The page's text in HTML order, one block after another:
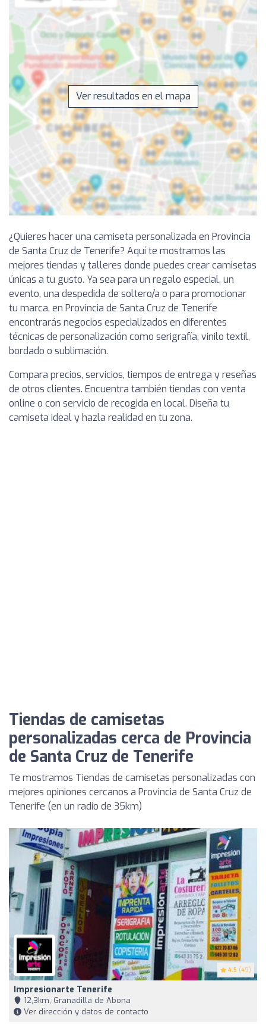
Ver resultados en el mapa
¿Quieres hacer una camiseta personalizada en Provincia
de Santa Cruz de Tenerife? Aquí te mostramos las
mejores tiendas y talleres donde puedes crear camisetas
únicas a tu gusto. Ya sea para un regalo especial, un
evento, una despedida de soltero/a o para promocionar
tu marca, en Provincia de Santa Cruz de Tenerife
encontrarás negocios especializados en diferentes
técnicas de personalización como serigrafía, vinilo textil,
bordado o sublimación.
Compara precios, servicios, tiempos de entrega y reseñas
de otros clientes. Encuentra también tiendas con venta
online o con servicio de recogida en local. Diseña tu
camiseta ideal y hazla realidad en tu zona.
Tiendas de camisetas
personalizadas cerca de Provincia
de Santa Cruz de Tenerife
Te mostramos Tiendas de camisetas personalizadas con
mejores opiniones cercanos a Provincia de Santa Cruz de
Tenerife (en un radio de 35km)
4.5 (49)
Impresionarte Tenerife
12,3km, Granadilla de Abona
Ver dirección y datos de contacto